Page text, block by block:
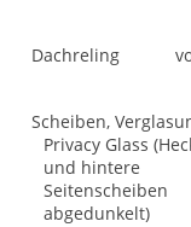
Dachreling
Scheiben,
Privacy Glass
und hintere
Seitenscheiben
abgedunkelt)